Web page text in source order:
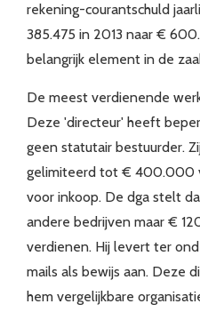
rekening-courantschuld
385.475 in 2013 naar €
belangrijk element in de
De meest verdienende
Deze 'directeur' heeft
geen statutair bestuurder.
gelimiteerd tot €
voor inkoop. De dga stelt
andere bedrijven maar €
verdienen. Hij levert ter
mails als bewijs aan. Deze
hem vergelijkbare